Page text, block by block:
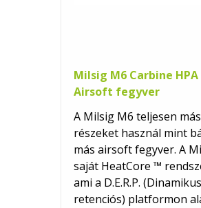
Milsig M6 Carbine HPA
Airsoft fegyver
A Milsig M6 teljesen
részeket használ mint
más airsoft fegyver. A
saját HeatCore ™
ami a D.E.R.P.
retenciós) platformon